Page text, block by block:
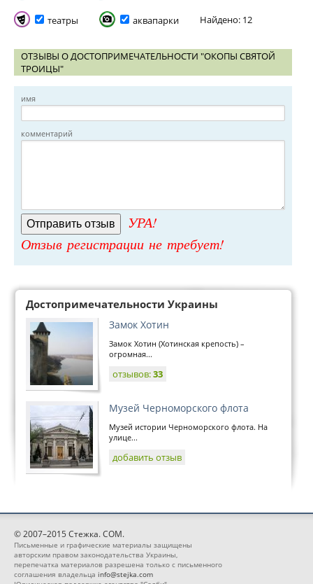
театры аквапарки Найдено: 12
ОТЗЫВЫ О ДОСТОПРИМЕЧАТЕЛЬНОСТИ "ОКОПЫ СВЯТОЙ
ТРОИЦЫ"
имя
комментарий
УРА!
Отзыв регистрации не требует!
Достопримечательности Украины
Замок Хотин
Замок Хотин (Хотинская крепость) –
огромная...
отзывов:33
Музей Черноморского флота
Музей истории Черноморского флота. На
улице...
добавить отзыв
© 2007–2015 Стежка. COM.
Письменные и графические материалы защищены
авторским правом законодательства Украины,
перепечатка материалов разрешена только с письменного
соглашения владельца info@stejka.com